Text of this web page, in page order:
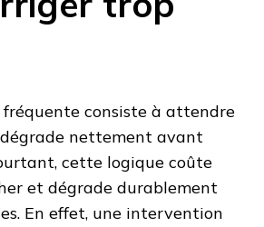
fréquente consiste à attendre
dégrade nettement avant
cette logique coûte
et dégrade durablement
En effet, une intervention